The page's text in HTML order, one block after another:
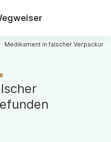
öffnen
Medikament in falscher